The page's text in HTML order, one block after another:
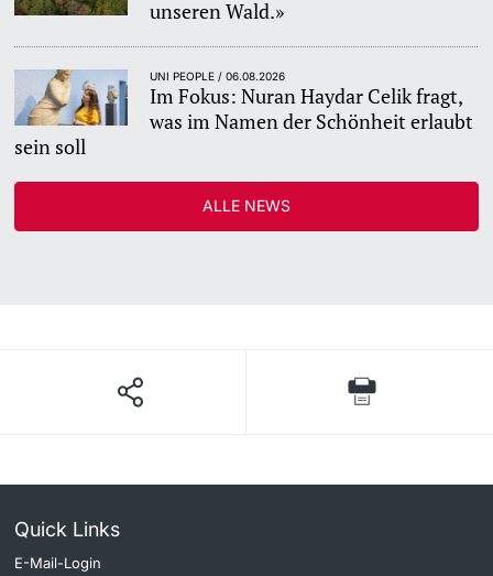
unseren Wald.»
UNI PEOPLE / 06.08.2026
Im Fokus: Nuran Haydar Celik fragt,
was im Namen der Schönheit erlaubt
sein soll
ALLE NEWS
Quick Links
E-Mail-Login